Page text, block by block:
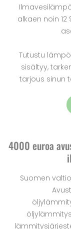
alkaen noin
Tutustu
sisältyy,
tarjous sinun
4000 euroa
Suomen